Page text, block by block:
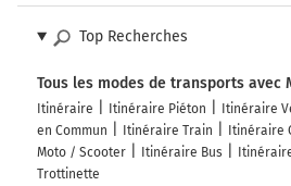
Top Recherches
Tous les modes de transports avec
Itinéraire Itinéraire Piéton Itinéraire
en Commun
Itinéraire Train Itinéraire
Moto / Scooter
Itinéraire Bus
Trottinette